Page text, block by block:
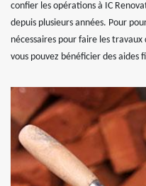
confier les opérations à IC
depuis plusieurs années. Pour
nécessaires pour faire les travaux
vous pouvez bénéficier des aides